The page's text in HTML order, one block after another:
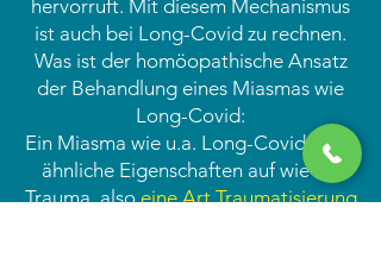
hervorruft. Mit diesem Mechanismus
ist auch bei Long-Covid zu rechnen.
Was ist der homöopathische Ansatz
der Behandlung eines Miasmas wie
Long-Covid:
Ein Miasma wie u.a. Long-Covid weist
ähnliche Eigenschaften auf wie ein
Trauma, alsoeine Art Traumatisierung